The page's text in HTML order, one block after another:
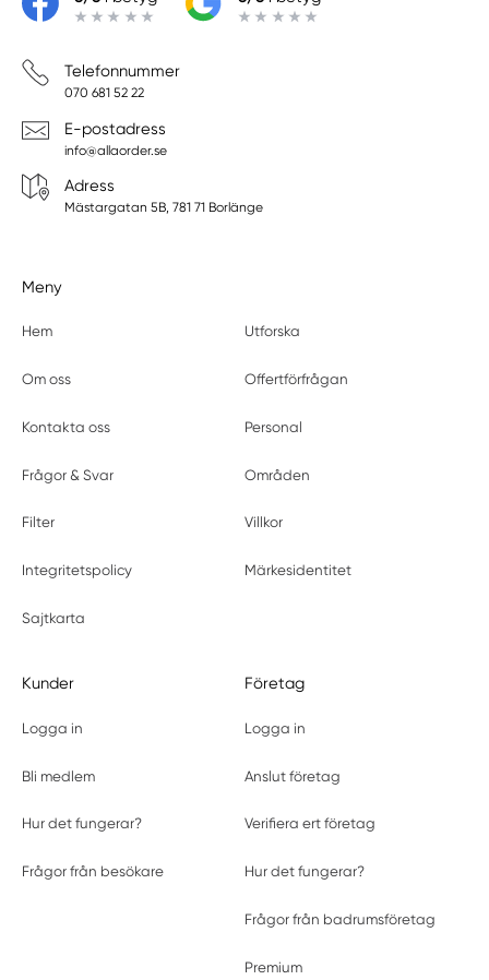
Telefonnummer
070 681 52 22
E-postadress
info@allaorder.se
Adress
Mästargatan 5B, 781 71 Borlänge
Meny
Hem Utforska
Om oss Offertförfrågan
Kontakta oss Personal
Frågor & Svar Områden
Filter Villkor
Integritetspolicy Märkesidentitet
Sajtkarta
Kunder
Logga in
Bli medlem
Hur det fungerar?
Frågor från besökare
Företag
Logga in
Anslut företag
Verifiera ert företag
Hur det fungerar?
Frågor från badrumsföretag
Premium